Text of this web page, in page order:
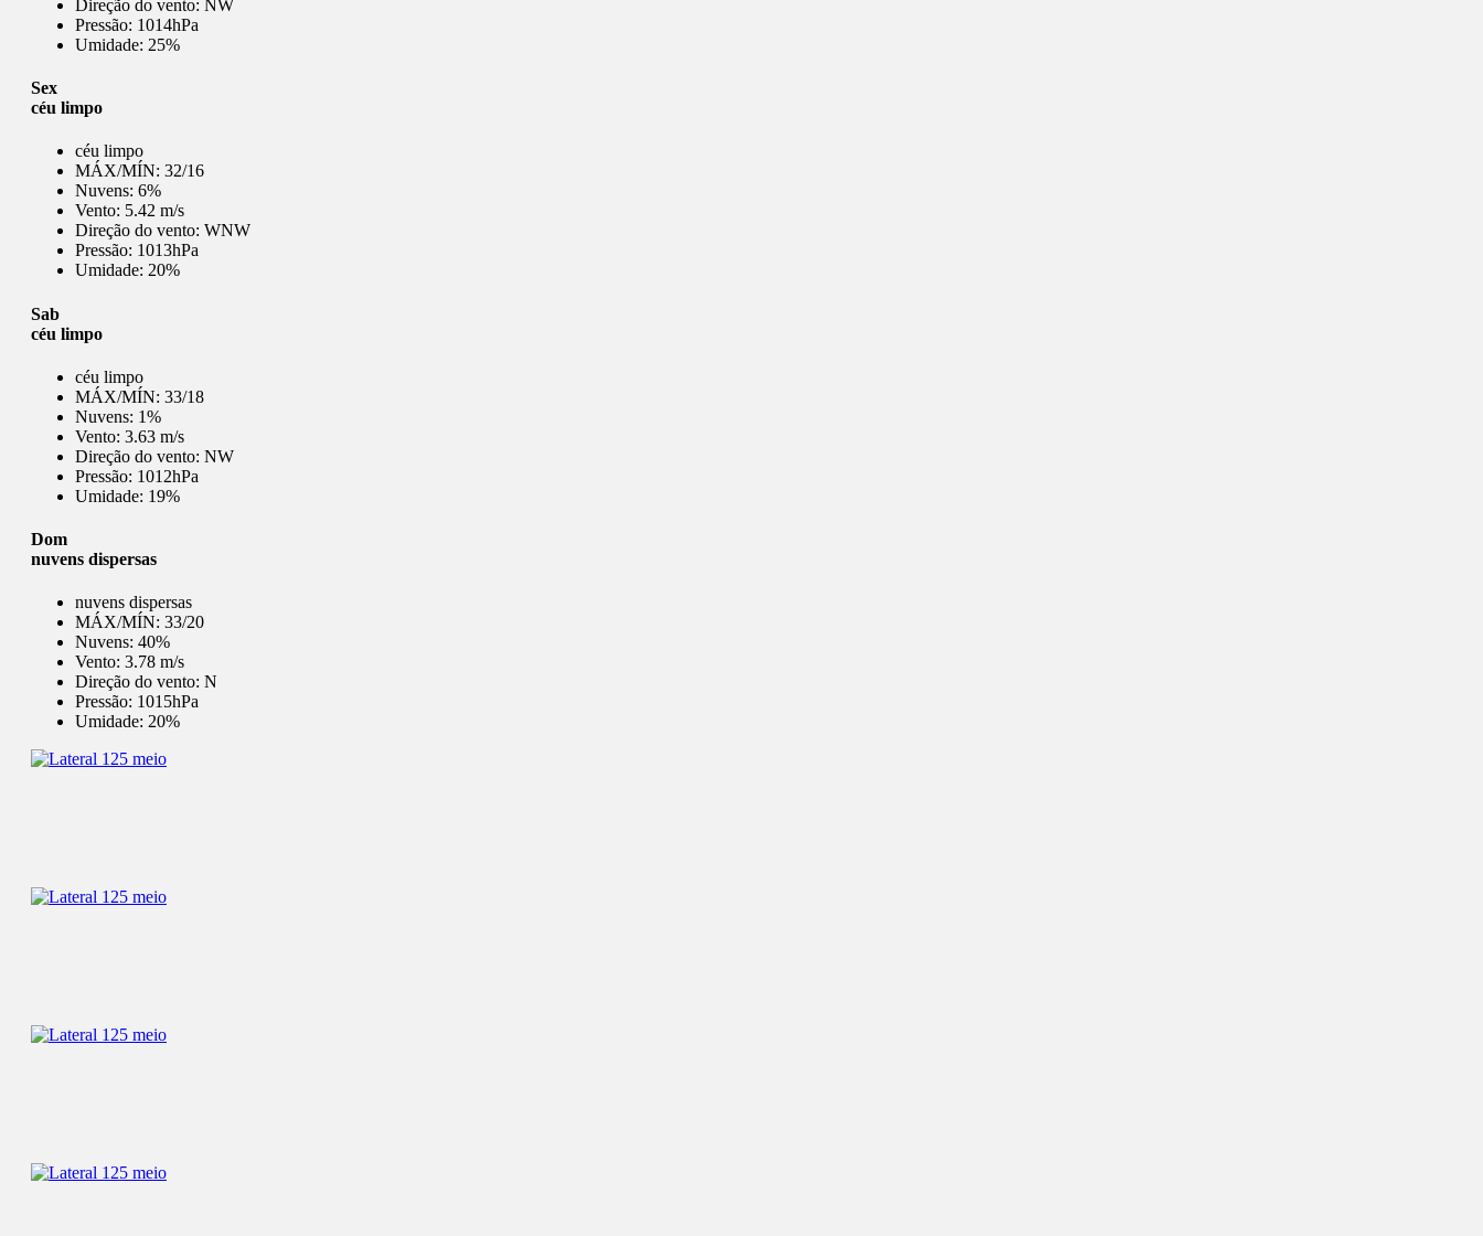
Direção do vento: NW
Pressão: 1014hPa
Umidade: 25%
Sex
céu limpo
céu limpo
MÁX/MÍN: 32/16
Nuvens: 6%
Vento: 5.42 m/s
Direção do vento: WNW
Pressão: 1013hPa
Umidade: 20%
Sab
céu limpo
céu limpo
MÁX/MÍN: 33/18
Nuvens: 1%
Vento: 3.63 m/s
Direção do vento: NW
Pressão: 1012hPa
Umidade: 19%
Dom
nuvens dispersas
nuvens dispersas
MÁX/MÍN: 33/20
Nuvens: 40%
Vento: 3.78 m/s
Direção do vento: N
Pressão: 1015hPa
Umidade: 20%